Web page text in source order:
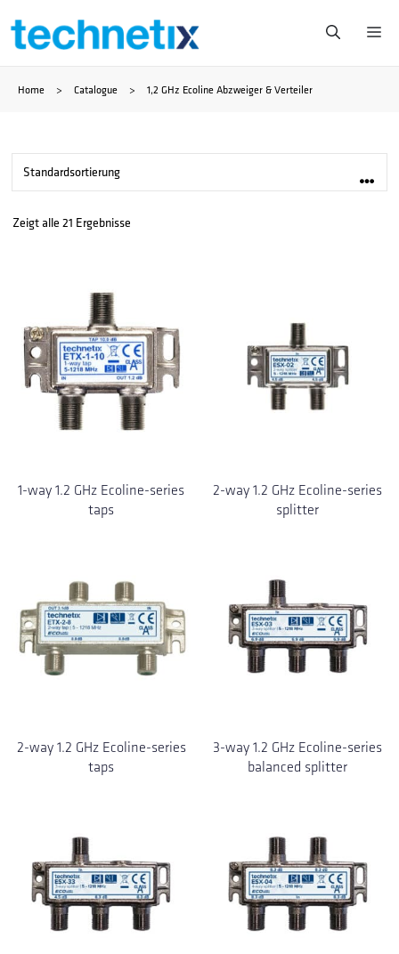
Zum
springen
Home > Catalogue > 1,2 GHz Ecoline Abzweiger & Verteiler
Zeigt alle 21 Ergebnisse
1-way 1.2 GHz Ecoline-series
taps
2-way 1.2 GHz Ecoline-series
splitter
2-way 1.2 GHz Ecoline-series
taps
3-way 1.2 GHz Ecoline-series
balanced splitter